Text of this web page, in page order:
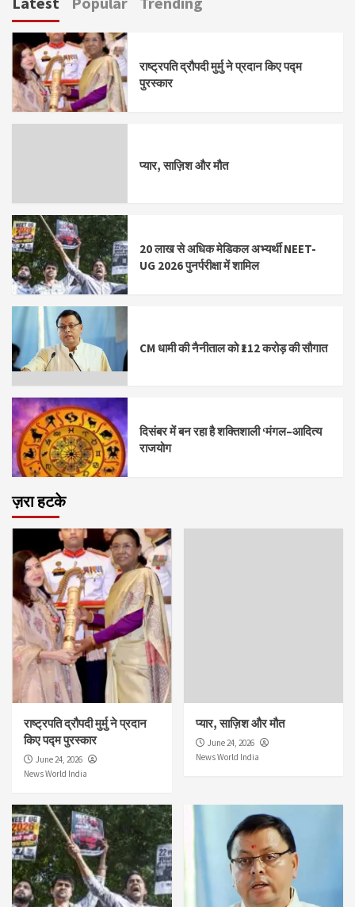
राष्ट्रपति द्रौपदी मुर्मु ने प्रदान किए पद्म
पुरस्कार
प्यार, साज़िश और मौत
20 लाख से अधिक मेडिकल अभ्यर्थी NEET-
UG 2026 पुनर्परीक्षा में शामिल
CM धामी की नैनीताल को ₹112 करोड़ की सौगात
दिसंबर में बन रहा है शक्तिशाली ‘मंगल–आदित्य
राजयोग
ज़रा हटके
राष्ट्रपति द्रौपदी मुर्मु ने प्रदान
किए पद्म पुरस्कार
June 24, 2026
News World India
प्यार, साज़िश और मौत
June 24, 2026
News World India